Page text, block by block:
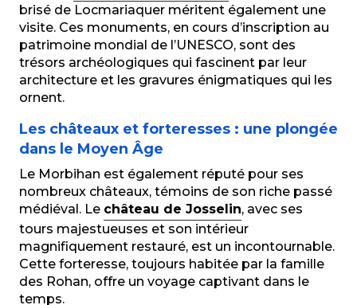
brisé de Locmariaquer méritent également une
visite. Ces monuments, en cours d’inscription au
patrimoine mondial de l’UNESCO, sont des
trésors archéologiques qui fascinent par leur
architecture et les gravures énigmatiques qui les
ornent.
Les châteaux et forteresses : une plongée
dans le Moyen Âge
Le Morbihan est également réputé pour ses
nombreux châteaux, témoins de son riche passé
médiéval. Le château de Josselin, avec ses
tours majestueuses et son intérieur
magnifiquement restauré, est un incontournable.
Cette forteresse, toujours habitée par la famille
des Rohan, offre un voyage captivant dans le
temps.